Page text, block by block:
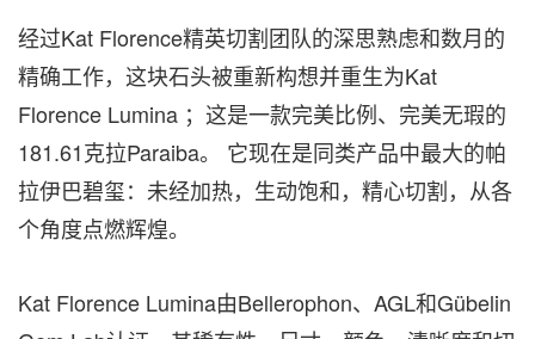
经过Kat Florence精英切割团队的深思熟虑和数月的
精确工作，这块石头被重新构想并重生为Kat
Florence Lumina ；这是一款完美比例、完美无瑕的
181.61克拉Paraiba。 它现在是同类产品中最大的帕
拉伊巴碧玺：未经加热，生动饱和，精心切割，从各
个角度点燃辉煌。
Kat Florence Lumina由Bellerophon、AGL和Gübelin